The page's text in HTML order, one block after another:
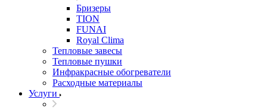
Бризеры
TION
FUNAI
Royal Clima
Тепловые завесы
Тепловые пушки
Инфракрасные обогреватели
Расходные материалы
Услуги